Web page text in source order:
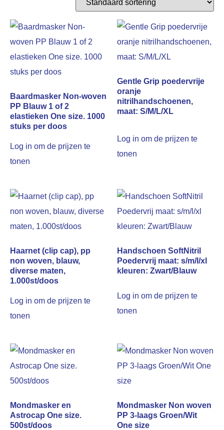
Baardmasker Non-woven
PP Blauw 1 of 2
elastieken One size. 1000
stuks per doos
Log in om de prijzen te
tonen
Gentle Grip poedervrije
oranje
nitrilhandschoenen,
maat: S/M/L/XL
Log in om de prijzen te
tonen
Haarnet (clip cap), pp
non woven, blauw,
diverse maten,
1.000st/doos
Log in om de prijzen te
tonen
Handschoen SoftNitril
Poedervrij maat: s/m/l/xl
kleuren: Zwart/Blauw
Log in om de prijzen te
tonen
Mondmasker en
Astrocap One size.
500st/doos
Mondmasker Non woven
PP 3-laags Groen/Wit
One size